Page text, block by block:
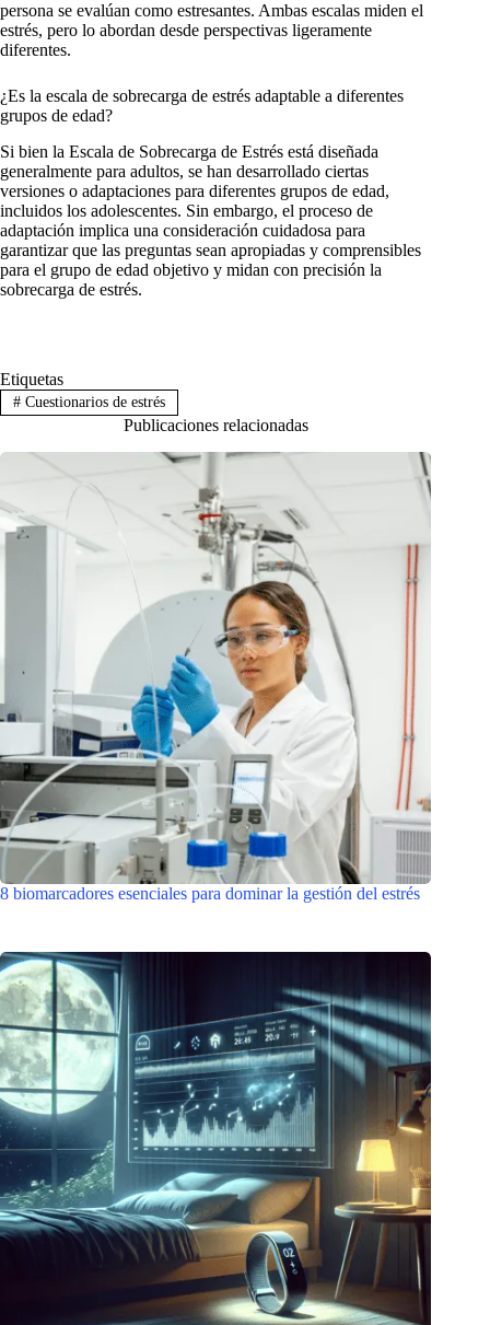
persona se evalúan como estresantes. Ambas escalas miden el
estrés, pero lo abordan desde perspectivas ligeramente
diferentes.
¿Es la escala de sobrecarga de estrés adaptable a diferentes
grupos de edad?
Si bien la Escala de Sobrecarga de Estrés está diseñada
generalmente para adultos, se han desarrollado ciertas
versiones o adaptaciones para diferentes grupos de edad,
incluidos los adolescentes. Sin embargo, el proceso de
adaptación implica una consideración cuidadosa para
garantizar que las preguntas sean apropiadas y comprensibles
para el grupo de edad objetivo y midan con precisión la
sobrecarga de estrés.
Etiquetas
#Cuestionarios de estrés
Publicaciones relacionadas
8 biomarcadores esenciales para dominar la gestión del estrés